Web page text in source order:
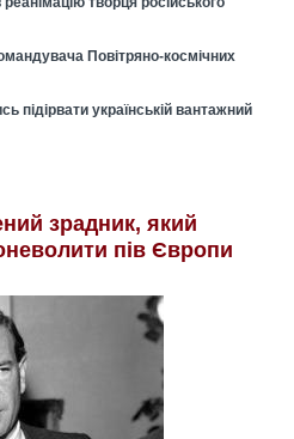
Повітряно-космічних
підірвати українській вантажний
зрадник, який
пів Європи